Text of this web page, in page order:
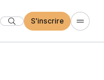
S'inscrire